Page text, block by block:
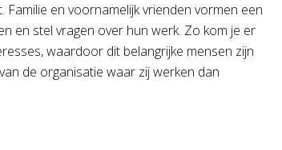
en voornamelijk vrienden vormen een
en stel vragen over hun werk. Zo kom je er
waardoor dit belangrijke mensen zijn
de organisatie waar zij werken dan